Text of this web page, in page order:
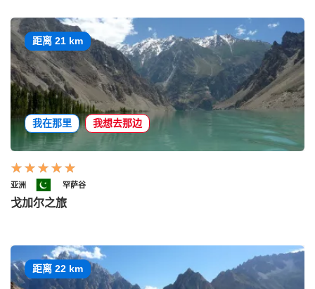
距离 21 km
我在那里 我想去那边
亚洲 罕萨谷
戈加尔之旅
距离 22 km